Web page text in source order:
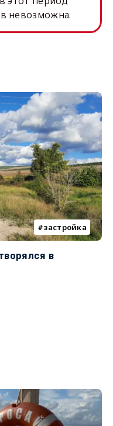
невозможна.
застройка
в